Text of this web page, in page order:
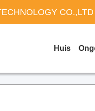
CO.,LTD
Huis